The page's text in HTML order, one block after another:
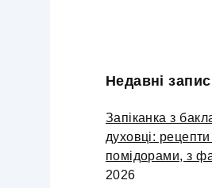
Недавні
Запіканка з
духовці:
помідорами, з
2026